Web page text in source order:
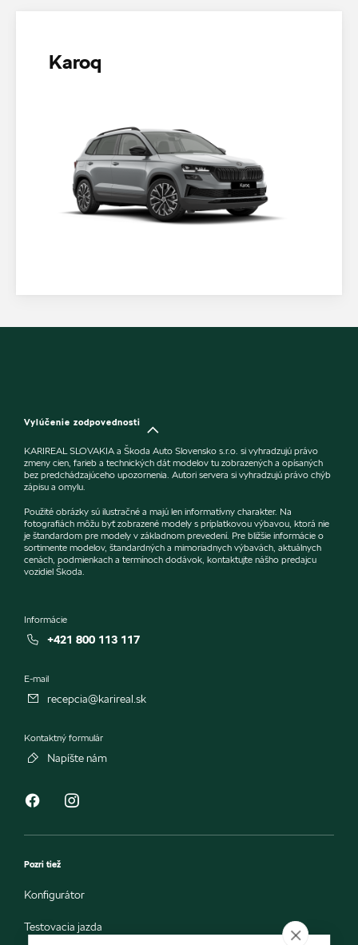
Karoq
Vylúčenie zodpovednosti
KARIREAL SLOVAKIA a Škoda Auto Slovensko s.r.o. si vyhradzujú právo
zmeny cien, farieb a technických dát modelov tu zobrazených a opísaných
bez predchádzajúceho upozornenia. Autori servera si vyhradzujú právo chýb
zápisu a omylu.
Použité obrázky sú ilustračné a majú len informatívny charakter. Na
fotografiách môžu byť zobrazené modely s príplatkovou výbavou, ktorá nie
je štandardom pre modely v základnom prevedení. Pre bližšie informácie o
sortimente modelov, štandardných a mimoriadnych výbavách, aktuálnych
cenách, podmienkach a termínoch dodávok, kontaktujte nášho predajcu
vozidiel Škoda.
Informácie
+421 800 113 117
E-mail
recepcia@karireal.sk
Kontaktný formulár
Napíšte nám
Pozri tiež
Konfigurátor
Testovacia jazda